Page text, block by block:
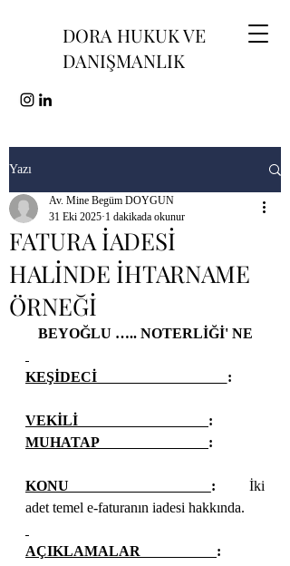
DORA HUKUK VE
DANIŞMANLIK
Yazı
FATURA İADESİ
HALİNDE İHTARNAME
ÖRNEĞİ
Av. Mine Begüm DOYGUN
31 Eki 2025 1 dakikada okunur
BEYOĞLU ….. NOTERLİĞİ' NE
KEŞİDECİ
VEKİLİ :
MUHATAP :
KONU :
İki
adet temel e-faturanın iadesi hakkında.
AÇIKLAMALAR :